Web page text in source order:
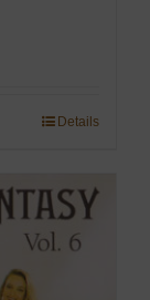
Details